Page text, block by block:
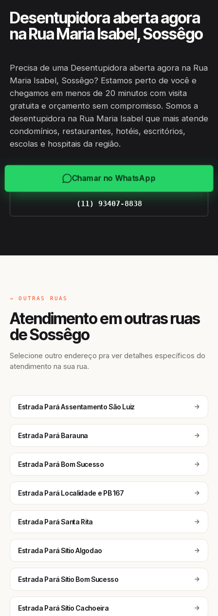
Desentupidora aberta agora
na Rua Maria Isabel, Sossêgo
Precisa de uma Desentupidora aberta agora na Rua
Maria Isabel, Sossêgo? Estamos perto de você e
chegamos em menos de 20 minutos com visita
gratuita e orçamento sem compromisso. Somos a
desentupidora na Rua Maria Isabel que mais atende
condomínios, restaurantes, hotéis, escritórios,
escolas e hospitais da região.
Chamar no WhatsApp
(11) 93407-8838
→ OUTRAS RUAS
Atendimento em outras ruas
de Sossêgo
Selecione outro endereço pra ver detalhes específicos do
atendimento na sua rua.
Estrada Pará Assentamento São Luiz
Estrada Pará Barauna
Estrada Pará Bom Sucesso
Estrada Pará Localidade e PB 167
Estrada Pará Santa Rita
Estrada Pará Sítio Algodao
Estrada Pará Sítio Bom Sucesso
Estrada Pará Sítio Cachoeira